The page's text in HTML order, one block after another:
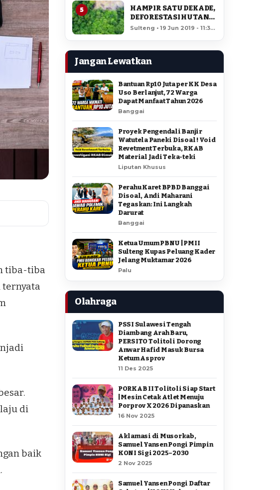
tiba-tiba
ternyata
di
baik
5
HAMPIR SATU DEKADE,
DEFORESTASI HUTAN
LORE LINDU MENCAPAI
Sulteng • 19 Jun 2019 - 11:34
Jangan Lewatkan
Bantuan Rp10 Juta per KK Desa
Uso Berlanjut, 72 Warga
Dapat Manfaat Tahun 2026
Banggai
Proyek Pengendali Banjir
Watutela Paneki Disoal ! Void
Revetment Terbuka, RKAB
Material Jadi Teka-teki
Liputan Khusus
Perahu Karet BPBD Banggai
Disoal, Andi Maharani
Tegaskan: Ini Langkah
Darurat
Banggai
Ketua Umum PBNU | PMII
Sulteng Kupas Peluang Kader
Jelang Muktamar 2026
Palu
Olahraga
PSSI Sulawesi Tengah
Diambang Arah Baru,
PERSITO Tolitoli Dorong
Anwar Hafid Masuk Bursa
Ketum Asprov
11 Des 2025
PORKAB II Tolitoli Siap Start
| Mesin Cetak Atlet Menuju
Porprov X 2026 Dipanaskan
16 Nov 2025
Aklamasi di Musorkab,
Samuel Yansen Pongi Pimpin
KONI Sigi 2025–2030
2 Nov 2025
Samuel Yansen Pongi Daftar